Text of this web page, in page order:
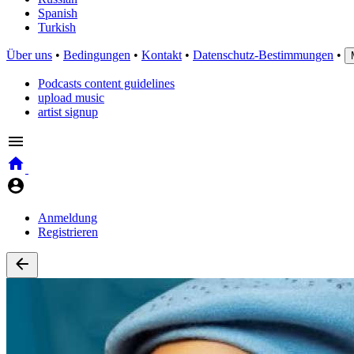
Spanish
Turkish
Über uns • Bedingungen • Kontakt • Datenschutz-Bestimmungen •
Podcasts content guidelines
upload music
artist signup
Anmeldung
Registrieren